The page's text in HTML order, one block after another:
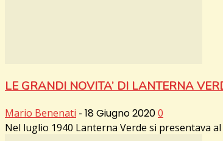
LE GRANDI NOVITA’ DI LANTERNA
Mario Benenati - 18 Giugno 20200
Nel luglio 1940 Lanterna Verde si presentava